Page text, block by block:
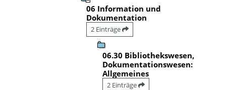
06 Information und
Dokumentation
2 Einträge
06.30 Bibliothekswesen,
Dokumentationswesen:
Allgemeines
2 Einträge